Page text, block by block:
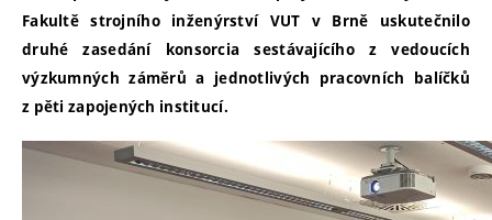
Fakultě strojního inženýrství VUT v Brně uskutečnilo
druhé zasedání konsorcia sestávajícího z vedoucích
výzkumných záměrů a jednotlivých pracovních balíčků
z pěti zapojených institucí.